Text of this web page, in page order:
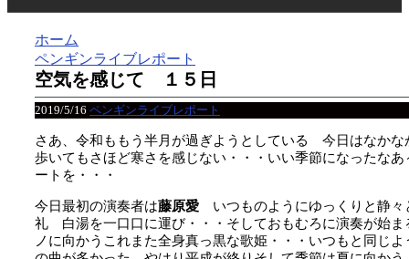
ホーム
ペンギンライブレポート
空気を感じて １５日
2019/5/16 ペンギンライブレポート
さあ、令和ももう半月が過ぎようとしている 今日はなか
歩いてもさほど寒さを感じない・・・いい季節になったな
ートを・・・
今日最初の演奏者は藤原愛 いつものようにゆっくりと静
礼 白湯を一口口に運び・・・そしておもむろに演奏が始
ノに向かうこれまた全身真っ黒な歌姫・・・いつもと同じ